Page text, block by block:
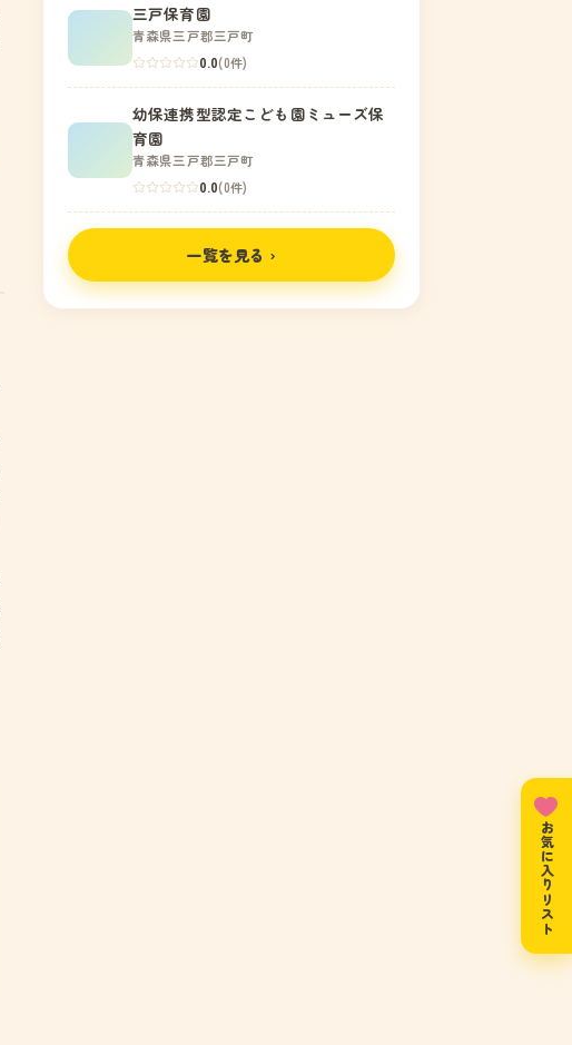
三戸保育園
青森県三戸郡三戸町
0.0(0件)
幼保連携型認定こども園ミューズ保
育園
青森県三戸郡三戸町
0.0(0件)
一覧を見る ›
お気に入りリスト